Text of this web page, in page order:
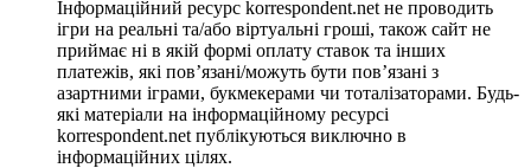
Інформаційний ресурс korrespondent.net не проводить
ігри на реальні та/або віртуальні гроші, також сайт не
приймає ні в якій формі оплату ставок та інших
платежів, які пов’язані/можуть бути пов’язані з
азартними іграми, букмекерами чи тоталізаторами. Будь-
які матеріали на інформаційному ресурсі
korrespondent.net публікуються виключно в
інформаційних цілях.